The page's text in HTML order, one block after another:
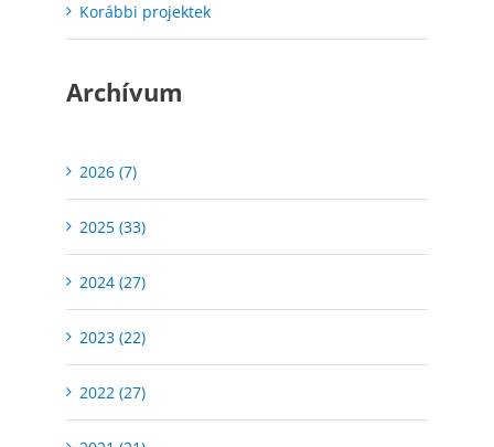
Korábbi projektek
Archívum
2026 (7)
2025 (33)
2024 (27)
2023 (22)
2022 (27)